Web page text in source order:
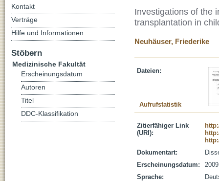
Investigations of the
transplantation in
Neuhäuser, Friederike
Dateien:
Aufrufstatistik
Zitierfähiger Link
(URI):
Dokumentart:
Erscheinungsdatum:
2009
Sprache:
Kontakt
Verträge
Hilfe und Informationen
Stöbern
Medizinische Fakultät
Erscheinungsdatum
Autoren
Titel
DDC-Klassifikation